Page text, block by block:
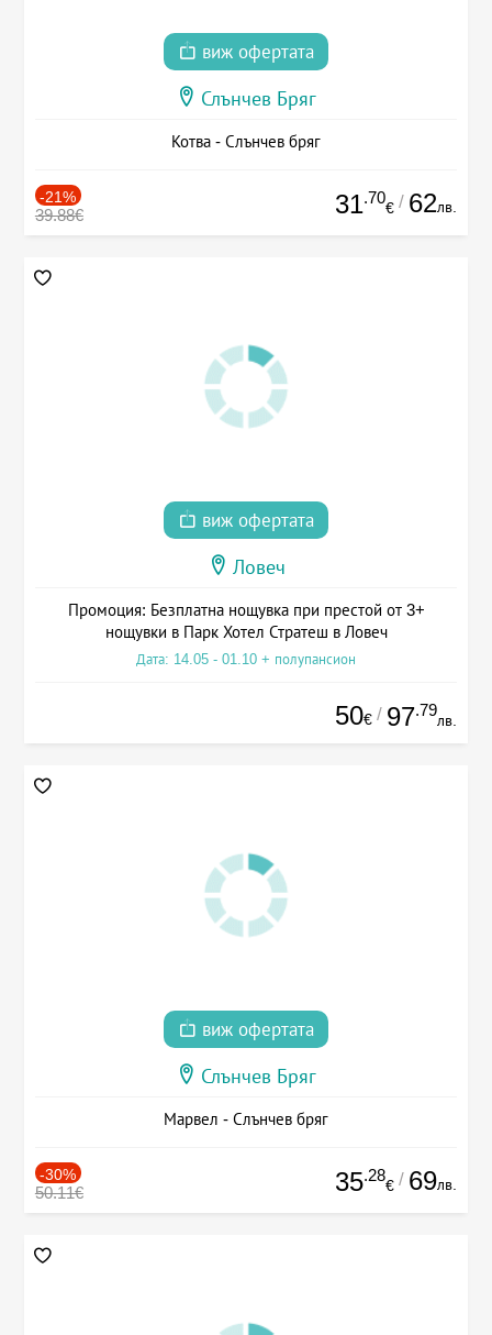
виж офертата
Слънчев Бряг
Котва - Слънчев бряг
-21%
39.88€ 31.70
€ / 62лв.
виж офертата
Ловеч
Промоция: Безплатна нощувка при престой от 3+
нощувки в Парк Хотел Стратеш в Ловеч
Дата: 14.05 - 01.10 + полупансион
50€ / 97.79
лв.
виж офертата
Слънчев Бряг
Марвел - Слънчев бряг
-30%
50.11€ 35.28
€ / 69лв.